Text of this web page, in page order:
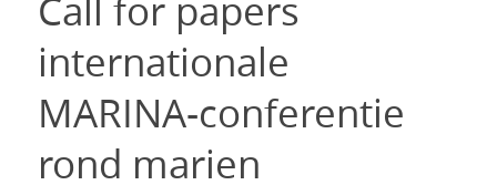
Call for papers
internationale
MARINA-conferentie
rond marien